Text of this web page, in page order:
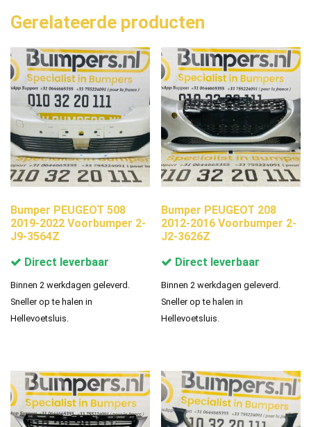
Gerelateerde producten
Bumper PEUGEOT 508
2019-2022 Voorbumper 2-
J9-3564Z
Direct leverbaar
Binnen 2 werkdagen geleverd.
Sneller op te halen in
Hellevoetsluis.
Bumper PEUGEOT 208
2012-2016 Voorbumper 2-
J2-3626Z
Direct leverbaar
Binnen 2 werkdagen geleverd.
Sneller op te halen in
Hellevoetsluis.